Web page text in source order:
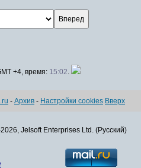
+4, время: 15:02.
- Архив - Настройки cookies Вверх
Jelsoft Enterprises Ltd. (Русский)